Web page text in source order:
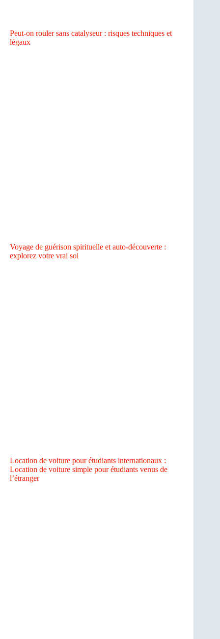
Peut-on rouler sans catalyseur : risques techniques et
légaux
Voyage de guérison spirituelle et auto-découverte :
explorez votre vrai soi
Location de voiture pour étudiants internationaux :
Location de voiture simple pour étudiants venus de
l’étranger